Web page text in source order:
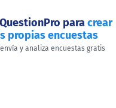
paracrear
propias encuestas
y analiza encuestas gratis